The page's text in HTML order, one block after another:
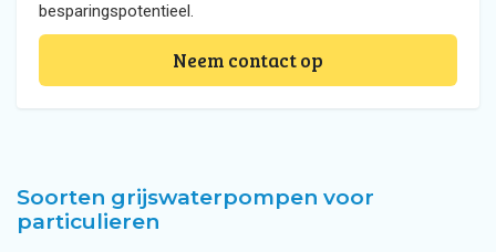
besparingspotentieel.
Neem contact op
Soorten grijswaterpompen voor
particulieren